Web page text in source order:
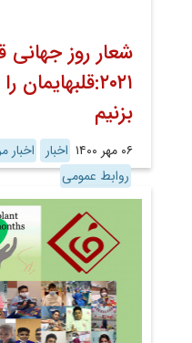
شعار روز
بزنیم
۰۶ مهر ۱۴۰۰ اخبار
روابط عمومی